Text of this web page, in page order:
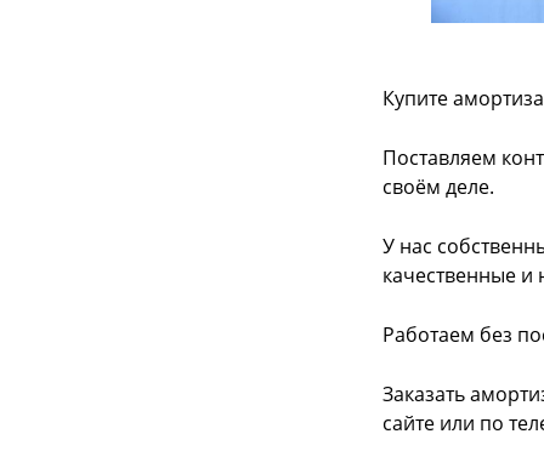
Купите
Поставляем
своём деле.
У нас
качественные и
Работаем без
Заказать
сайте или по